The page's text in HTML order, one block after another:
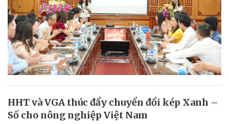
HHT và VGA thúc đẩy chuyển đổi kép Xanh –
Số cho nông nghiệp Việt Nam